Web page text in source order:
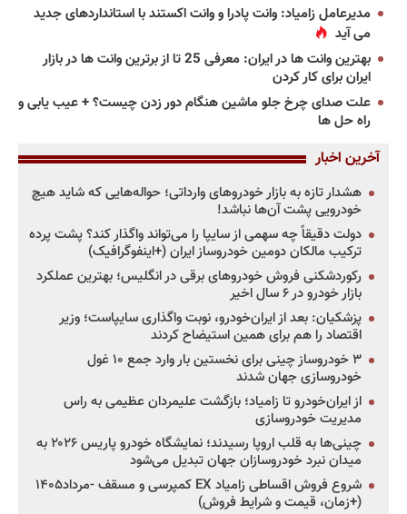
مدیرعامل زامیاد: وانت پادرا و وانت اکستند با استانداردهای جدید
می آید
بهترین وانت ها در ایران: معرفی 25 تا از برترین وانت ها در بازار
ایران برای کار کردن
علت صدای چرخ جلو ماشین هنگام دور زدن چیست؟ + عیب یابی و
راه حل ها
آخرین اخبار
هشدار تازه به بازار خودروهای وارداتی؛ حواله‌هایی که شاید هیچ
خودرویی پشت آن‌ها نباشد!
دولت دقیقاً چه سهمی از سایپا را می‌تواند واگذار کند؟ پشت پرده
ترکیب مالکان دومین خودروساز ایران (+اینفوگرافیک)
رکوردشکنی فروش خودروهای برقی در انگلیس؛ بهترین عملکرد
بازار خودرو در ۶ سال اخیر
پزشکیان: بعد از ایران‌خودرو، نوبت واگذاری سایپاست؛ وزیر
اقتصاد را هم برای همین استیضاح کردند
۳ خودروساز چینی برای نخستین بار وارد جمع ۱۰ غول
خودروسازی جهان شدند
از ایران‌خودرو تا زامیاد؛ بازگشت علیمردان عظیمی به راس
مدیریت خودروسازی
چینی‌ها به قلب اروپا رسیدند؛ نمایشگاه خودرو پاریس ۲۰۲۶ به
میدان نبرد خودروسازان جهان تبدیل می‌شود
شروع فروش اقساطی زامیاد EX کمپرسی و مسقف -مرداد۱۴۰۵
(+زمان، قیمت و شرایط فروش)